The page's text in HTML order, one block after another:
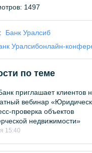
1497
Банк Уралсиб
Уралсибонлайн-
по теме
приглашает клиентов
вебинар
проверка объектов
недвижимости»
15:40